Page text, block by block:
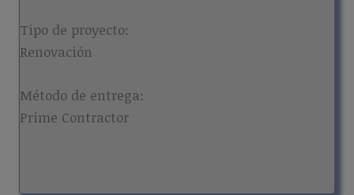
Tipo de proyecto:
Renovación
Método de entrega:
Prime Contractor